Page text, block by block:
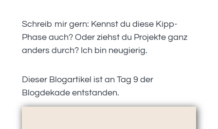
Schreib mir gern: Kennst du diese Kipp-
Phase auch? Oder ziehst du Projekte ganz
anders durch? Ich bin neugierig.
Dieser Blogartikel ist an Tag 9 der
Blogdekade entstanden.